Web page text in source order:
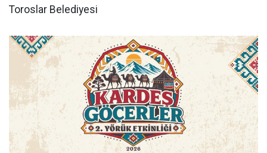
Toroslar Belediyesi